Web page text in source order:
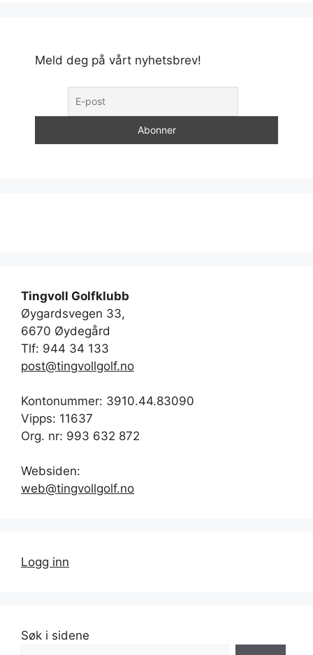
Meld deg på vårt nyhetsbrev!
Tingvoll Golfklubb
Øygardsvegen 33,
6670 Øydegård
Tlf: 944 34 133
post@tingvollgolf.no
Kontonummer: 3910.44.83090
Vipps: 11637
Org. nr: 993 632 872
Websiden:
web@tingvollgolf.no
Logg inn
Søk i sidene